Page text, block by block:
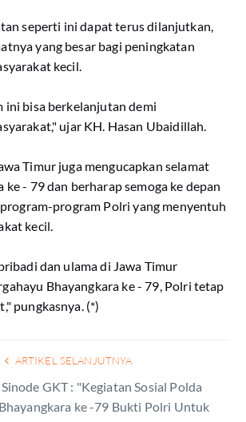
seperti ini dapat terus dilanjutkan,
yang besar bagi peningkatan
kecil.
ini bisa berkelanjutan demi
ujar KH. Hasan Ubaidillah.
Timur juga mengucapkan selamat
ke - 79 dan berharap semoga ke depan
program Polri yang menyentuh
kecil.
dan ulama di Jawa Timur
Bhayangkara ke - 79, Polri tetap
pungkasnya. (*)
ARTIKEL SELANJUTNYA
GKT : "Kegiatan Sosial Polda
ke -79 Bukti Polri Untuk